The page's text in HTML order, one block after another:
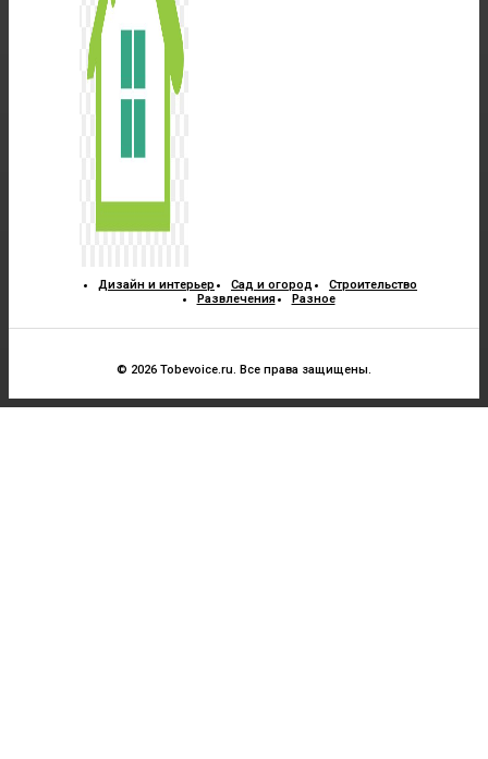
Дизайн и интерьер Сад и огород
Строительство
Развлечения
Разное
© 2026 Tobevoice.ru. Все права защищены.